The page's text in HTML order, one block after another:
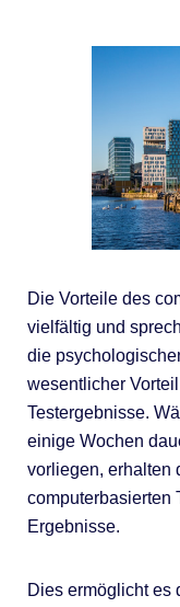
Die Vorteile des
vielfältig und
die
wesentlicher
Testergebnisse.
einige Wochen
vorliegen, erhalten
computerbasierten
Ergebnisse.
Dies ermöglicht es